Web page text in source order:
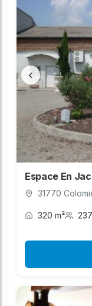
‹
Espace En
31770
320 m²